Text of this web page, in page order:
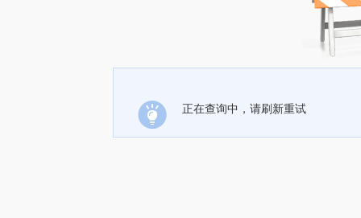
正在查询中，请刷新重试